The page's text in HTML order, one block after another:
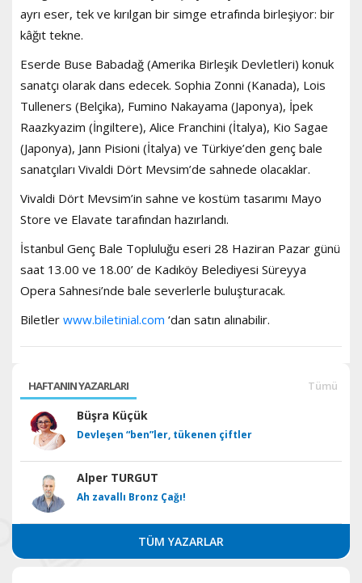
ayrı eser, tek ve kırılgan bir simge etrafında birleşiyor: bir
kâğıt tekne.
Eserde Buse Babadağ (Amerika Birleşik Devletleri) konuk
sanatçı olarak dans edecek. Sophia Zonni (Kanada), Lois
Tulleners (Belçika), Fumino Nakayama (Japonya), İpek
Raazkyazim (İngiltere), Alice Franchini (İtalya), Kio Sagae
(Japonya), Jann Pisioni (İtalya) ve Türkiye’den genç bale
sanatçıları Vivaldi Dört Mevsim’de sahnede olacaklar.
Vivaldi Dört Mevsim’in sahne ve kostüm tasarımı Mayo
Store ve Elavate tarafından hazırlandı.
İstanbul Genç Bale Topluluğu eseri 28 Haziran Pazar günü
saat 13.00 ve 18.00’ de Kadıköy Belediyesi Süreyya
Opera Sahnesi’nde bale severlerle buluşturacak.
Biletler www.biletinial.com ‘dan satın alınabilir.
HAFTANIN YAZARLARI Tümü
Büşra Küçük
Devleşen “ben”ler, tükenen çiftler
Alper TURGUT
Ah zavallı Bronz Çağı!
TÜM YAZARLAR